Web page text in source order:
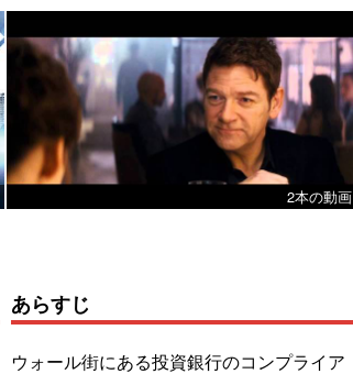
2本の動画
あらすじ
ウォール街にある投資銀行のコンプライア